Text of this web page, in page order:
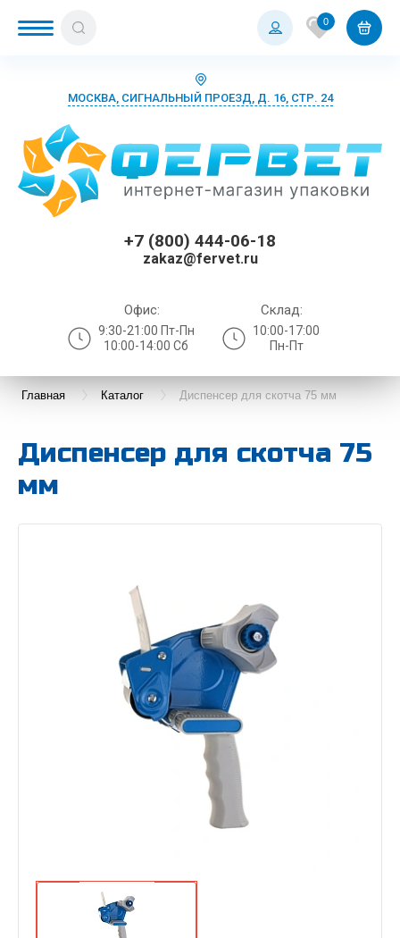
0
МОСКВА, СИГНАЛЬНЫЙ ПРОЕЗД, Д. 16, СТР. 24
+7 (800) 444-06-18
zakaz@fervet.ru
Офис:
9:30-21:00 Пт-Пн
10:00-14:00 Сб
Склад:
10:00-17:00
Пн-Пт
Главная Каталог Диспенсер для скотча 75 мм
Диспенсер для скотча 75
мм